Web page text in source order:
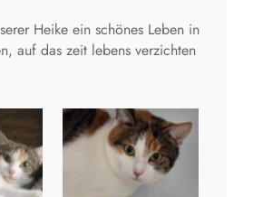
Heike ein schönes Leben in
auf das zeit lebens verzichten